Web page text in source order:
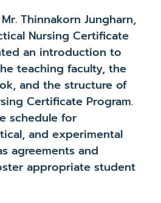
Thinnakorn Jungharn,
Nursing Certificate
an introduction to
teaching faculty, the
and the structure of
Certificate Program.
schedule for
and experimental
agreements and
appropriate student